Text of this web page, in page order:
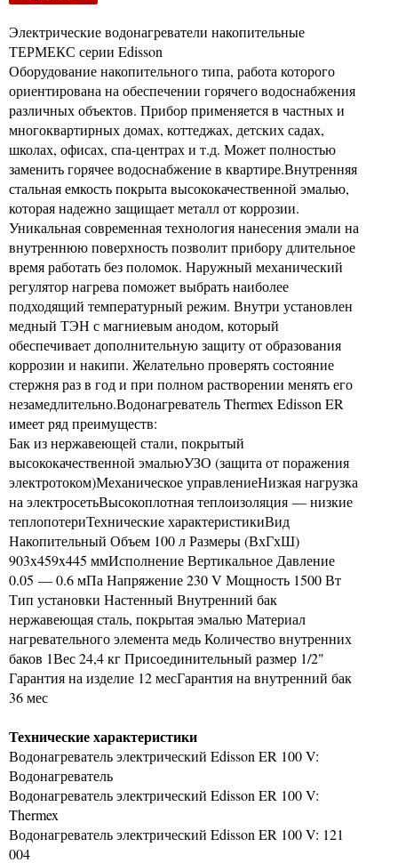
Электрические водонагреватели накопительные
ТЕРМЕКС серии Edisson
Оборудование накопительного типа, работа которого
ориентирована на обеспечении горячего водоснабжения
различных объектов. Прибор применяется в частных и
многоквартирных домах, коттеджах, детских садах,
школах, офисах, спа-центрах и т.д. Может полностью
заменить горячее водоснабжение в квартире.Внутренняя
стальная емкость покрыта высококачественной эмалью,
которая надежно защищает металл от коррозии.
Уникальная современная технология нанесения эмали на
внутреннюю поверхность позволит прибору длительное
время работать без поломок. Наружный механический
регулятор нагрева поможет выбрать наиболее
подходящий температурный режим. Внутри установлен
медный ТЭН с магниевым анодом, который
обеспечивает дополнительную защиту от образования
коррозии и накипи. Желательно проверять состояние
стержня раз в год и при полном растворении менять его
незамедлительно.Водонагреватель Thermex Edisson ER
имеет ряд преимуществ:
Бак из нержавеющей стали, покрытый
высококачественной эмальюУЗО (защита от поражения
электротоком)Механическое управлениеНизкая нагрузка
на электросетьВысокоплотная теплоизоляция — низкие
теплопотериТехнические характеристикиВид
Накопительный Объем 100 л Размеры (ВхГхШ)
903x459x445 ммИсполнение Вертикальное Давление
0.05 — 0.6 мПа Напряжение 230 V Мощность 1500 Вт
Тип установки Настенный Внутренний бак
нержавеющая сталь, покрытая эмалью Материал
нагревательного элемента медь Количество внутренних
баков 1Вес 24,4 кг Присоединительный размер 1/2"
Гарантия на изделие 12 месГарантия на внутренний бак
36 мес
Технические характеристики
Водонагреватель электрический Edisson ER 100 V:
Водонагреватель
Водонагреватель электрический Edisson ER 100 V:
Thermex
Водонагреватель электрический Edisson ER 100 V: 121
004